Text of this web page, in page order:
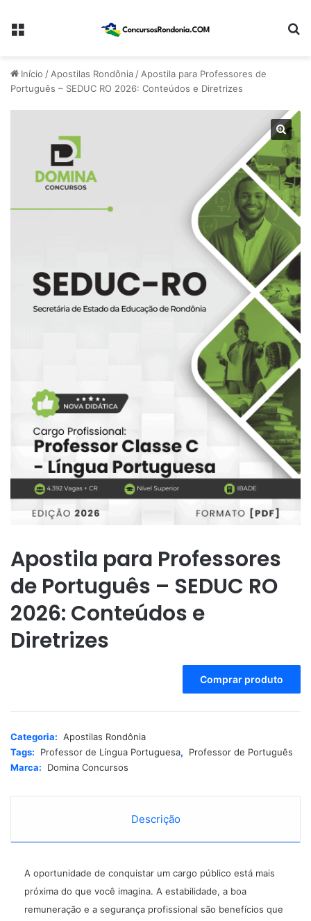
Menu
Início /Apostilas Rondônia/Apostila para Professores de
Português – SEDUC RO 2026: Conteúdos e Diretrizes
Apostila para Professores
de Português – SEDUC RO
2026: Conteúdos e
Diretrizes
Comprar produto
r
t
Categoria: Apostilas Rondônia
Tags:
Professor de Língua Portuguesa,
Professor de Português
Marca:
Domina Concursos
Descrição
A oportunidade de conquistar um cargo público está mais
próxima do que você imagina. A estabilidade, a boa
remuneração e a segurança profissional são benefícios que